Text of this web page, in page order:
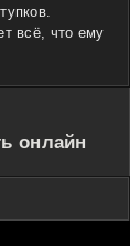
всё, что ему
онлайн